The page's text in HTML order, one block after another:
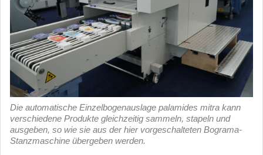
Die automatische Einzelbogenauslage palamides mitra kann
verschiedene Produkte gleichzeitig sammeln, stapeln und
ausgeben, so wie sie aus der hier vorgeschalteten Bograma-
Stanzmaschine übergeben werden.